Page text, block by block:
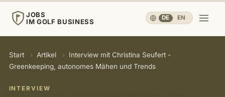
JOBS
IM GOLF BUSINESS
DE · EN
JOBS
IM GOLF BUSINESS
Start
Start › Artikel ›
Interview mit Christina Seufert -
Greenkeeping, autonomes Mähen und Trends
INTERVIEW